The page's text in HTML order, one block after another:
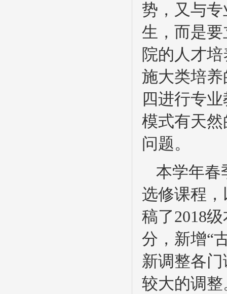
势，又与
生，而是
院的人才
施大类培
四进行专
模式有天
问题。
本学年春
选修课程
稿了2018
分，新增“
新调整各
较大的调